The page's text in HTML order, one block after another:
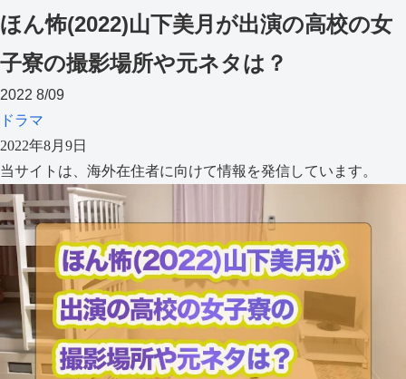
ほん怖(2022)山下美月が出演の高校の女
子寮の撮影場所や元ネタは？
2022 8/09
ドラマ
2022年8月9日
当サイトは、海外在住者に向けて情報を発信しています。